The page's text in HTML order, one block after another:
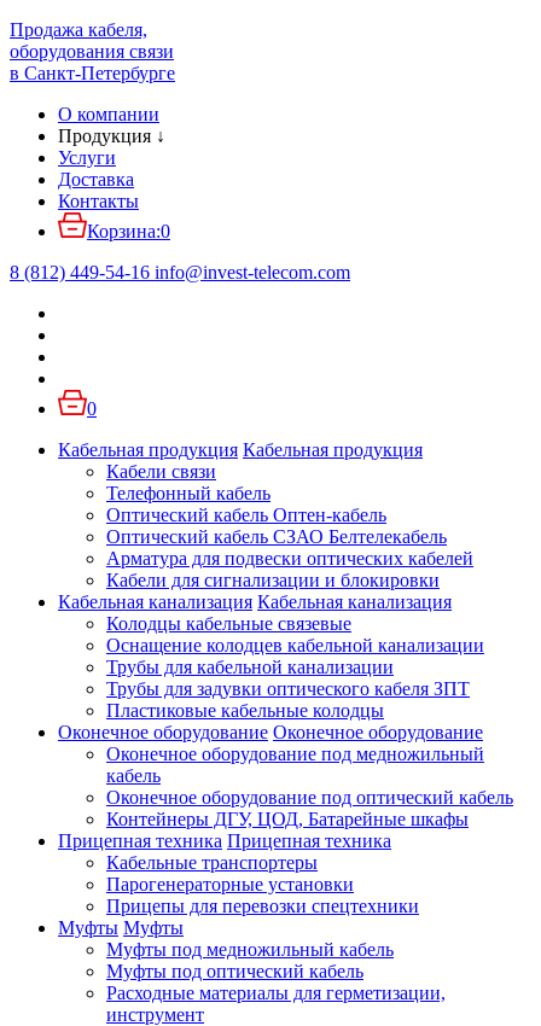
Продажа кабеля,
оборудования связи
в Санкт-Петербурге
О компании
Продукция ↓
Услуги
Доставка
Контакты
Корзина:0
8 (812) 449-54-16 info@invest-telecom.com
0
Кабельная продукция Кабельная продукция
Кабели связи
Телефонный кабель
Оптический кабель Оптен-кабель
Оптический кабель СЗАО Белтелекабель
Арматура для подвески оптических кабелей
Кабели для сигнализации и блокировки
Кабельная канализация Кабельная канализация
Колодцы кабельные связевые
Оснащение колодцев кабельной канализации
Трубы для кабельной канализации
Трубы для задувки оптического кабеля ЗПТ
Пластиковые кабельные колодцы
Оконечное оборудование Оконечное оборудование
Оконечное оборудование под медножильный
кабель
Оконечное оборудование под оптический кабель
Контейнеры ДГУ, ЦОД, Батарейные шкафы
Прицепная техника Прицепная техника
Кабельные транспортеры
Парогенераторные установки
Прицепы для перевозки спецтехники
Муфты Муфты
Муфты под медножильный кабель
Муфты под оптический кабель
Расходные материалы для герметизации,
инструмент